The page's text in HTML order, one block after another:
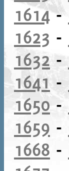
1614-
1623 -
1632-
1641-
1650-
1659 -
1668 -